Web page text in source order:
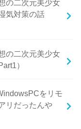
の二次元美少女
気対策の話
の二次元美少女
）
をリモ
リだったんや